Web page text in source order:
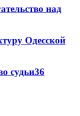
над
Одесской
судьи36